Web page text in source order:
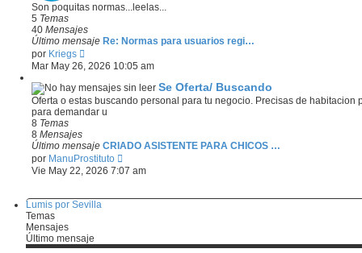
Son poquitas normas...leelas...
5 Temas
40 Mensajes
Último mensaje Re: Normas para usuarios regi…
por Kriegs
e
r
ú
l
t
i
o
m
e
n
a
j
Mar May 26, 2026 10:05 am
Se Oferta/ Buscando
Oferta o estas buscando personal para tu negocio. Precisas de habitacion
para demandar u
8 Temas
8 Mensajes
Último mensaje CRIADO ASISTENTE PARA CHICOS …
por ManuProstituto
e
l
o
Vie May 22, 2026 7:07 am
Lumis por Sevilla
Temas
Mensajes
Último mensaje